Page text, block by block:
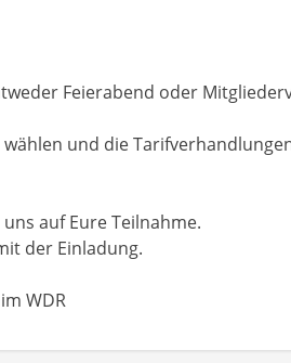
Feierabend oder
und die
auf Eure Teilnahme.
der Einladung.
WDR